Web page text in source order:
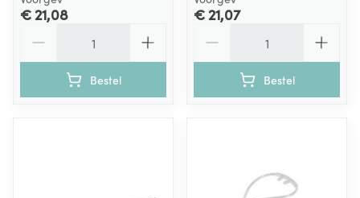
€ 21,08
Bestel
€ 21,07
Bestel